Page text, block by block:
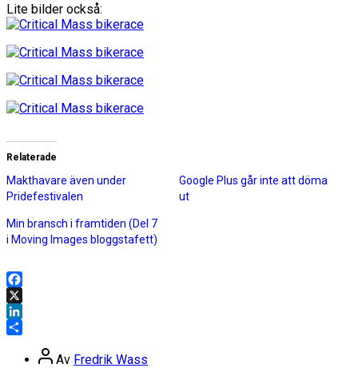
Lite bilder också:
Relaterade
Makthavare även under
Pridefestivalen
Google Plus går inte att döma
ut
Min bransch i framtiden (Del 7
i Moving Images bloggstafett)
Facebook
X
LinkedIn
Inläggsförfattare
Av Fredrik Wass